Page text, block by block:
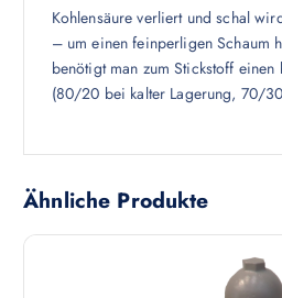
Kohlensäure verliert und schal
– um einen feinperligen Schaum
benötigt man zum Stickstoff
(80/20 bei kalter Lagerung, 70/
Ähnliche Produkte